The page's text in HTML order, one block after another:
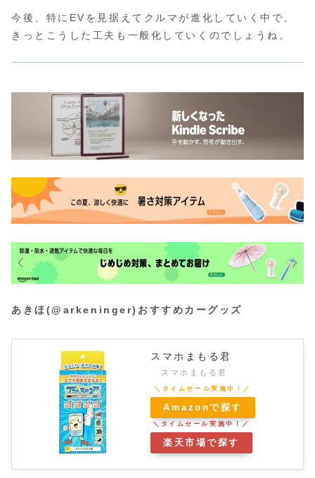
今後、特にEVを見据えてクルマが進化していく中で、
きっとこうした工夫も一般化していくのでしょうね。
あきほ(@arkeninger)おすすめカーグッズ
スマホまもる君
スマホまもる君
Amazonで探す
楽天市場で探す